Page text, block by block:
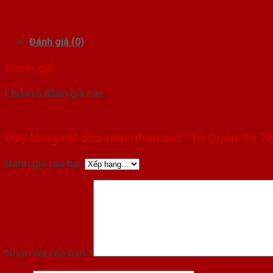
Đánh giá (0)
Đánh giá
Chưa có đánh giá nào.
Hãy là người đầu tiên nhận xét “Tủ Quần Áo
Đánh giá của bạn
Nhận xét của bạn *